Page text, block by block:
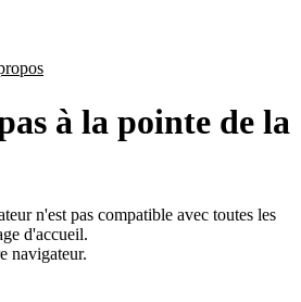
à la pointe de la
n'est pas compatible avec toutes les
d'accueil.
navigateur.